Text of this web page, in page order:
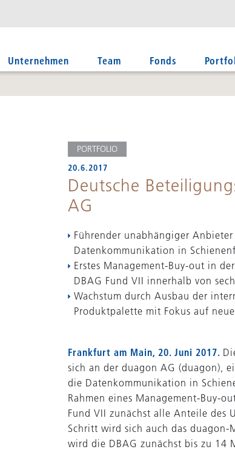
Unternehmen Team Fonds
PORTFOLIO
20.6.2017
Deutsche
AG
Führender unabhängiger
Datenkommunikation in
Erstes Management-Buy-out in
DBAG Fund VII innerhalb von
Wachstum durch Ausbau der
Produktpalette mit Fokus auf
Frankfurt am Main, 20. Juni 2017.
sich an der duagon AG (duagon),
die Datenkommunikation in
Rahmen eines Management-Buy-
Fund VII zunächst alle Anteile des
Schritt wird sich auch das
wird die DBAG zunächst bis zu 14